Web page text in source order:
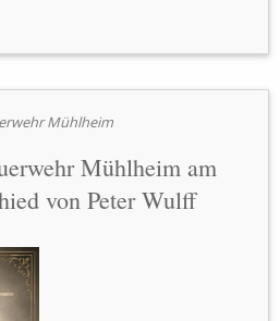
Mühlheim
Mühlheim am
von Peter Wulff